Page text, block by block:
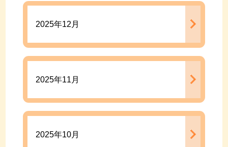
2025年12月
2025年11月
2025年10月